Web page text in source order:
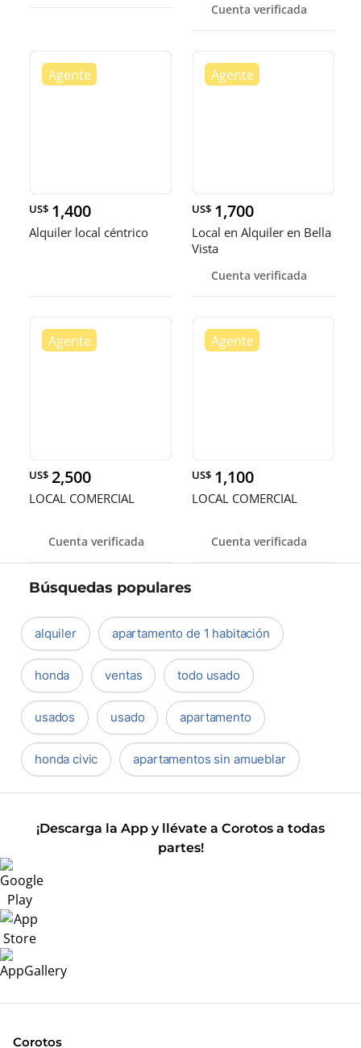
Cuenta verificada
US$ 1,400
Alquiler local céntrico
US$ 1,700
Local en Alquiler en Bella
Vista
Cuenta verificada
US$ 2,500
LOCAL COMERCIAL
Cuenta verificada
US$ 1,100
LOCAL COMERCIAL
Cuenta verificada
Búsquedas populares
alquiler apartamento de 1 habitación
honda ventas todo usado
usados usado apartamento
honda civic apartamentos sin amueblar
¡Descarga la App y llévate a Corotos a todas
partes!
Corotos